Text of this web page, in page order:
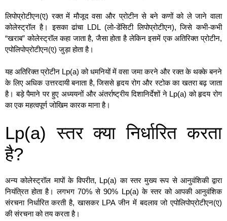
लिपोप्रोटीएन(ए) रक्त में मौजूद वसा और प्रोटीन से बने कणों को ले जाने वाला
कोलेस्ट्रॉल है। इसका ढांचा LDL (लो-डेंसिटी लिपोप्रोटीएन), जिसे कभी-कभी
“खराब” कोलेस्ट्रॉल कहा जाता है, जैसा होता है लेकिन इसमें एक अतिरिक्त प्रोटीन,
एपोलिपोप्रोटीएन(ए) जुड़ा होता है।
यह अतिरिक्त प्रोटीन Lp(a) को धमनियों में वसा जमा करने और रक्त के थक्के बनने
के लिए अधिक उत्तरदायी बनाता है, जिससे हृदय रोग और स्टोक का खतरा बढ़ जाता
है। बड़े पैमाने पर हुए अध्ययनों और अंतर्राष्ट्रीय दिशानिर्देशों ने Lp(a) को हृदय रोग
का एक महत्वपूर्ण जोखिम कारक माना है।
Lp(a) स्तर क्या निर्धारित करता
है?
अन्य कोलेस्ट्रॉल मापों के विपरीत, Lp(a) का स्तर मुख्य रूप से आनुवंशिकी द्वारा
नियंत्रित होता है। लगभग 70% से 90% Lp(a) के स्तर को आपकी आनुवंशिक
संरचना निर्धारित करती है, खासकर LPA जीन में बदलाव जो एपोलिपोप्रोटीएन(ए)
की संरचना को तय करता है।